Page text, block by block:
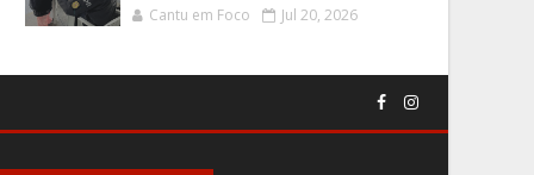
Cantu em Foco Jul 20, 2026